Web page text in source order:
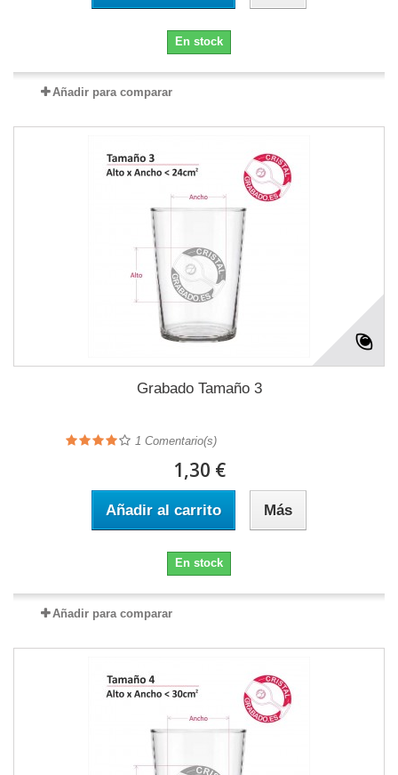
En stock
Añadir para comparar
Grabado Tamaño 3
1 Comentario(s)
1,30 €
Añadir al carrito Más
En stock
Añadir para comparar